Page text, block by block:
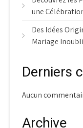
une
Des Idées
Mariage
Derniers
Aucun
Archive